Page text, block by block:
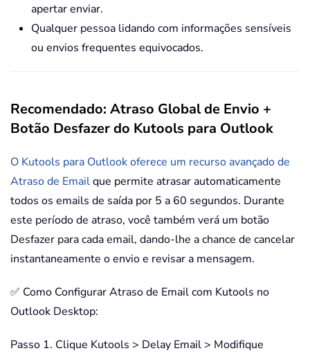
apertar enviar.
Qualquer pessoa lidando com informações sensíveis
ou envios frequentes equivocados.
Recomendado: Atraso Global de Envio +
Botão Desfazer do Kutools para Outlook
O Kutools para Outlook oferece um recurso avançado de
Atraso de Emailque permite atrasar automaticamente
todos os emails de saída por 5 a 60 segundos. Durante
este período de atraso, você também verá um botão
Desfazer para cada email, dando-lhe a chance de cancelar
instantaneamente o envio e revisar a mensagem.
✅ Como Configurar Atraso de Email com Kutools no
Outlook Desktop:
Passo 1. Clique Kutools > Delay Email > Modifique